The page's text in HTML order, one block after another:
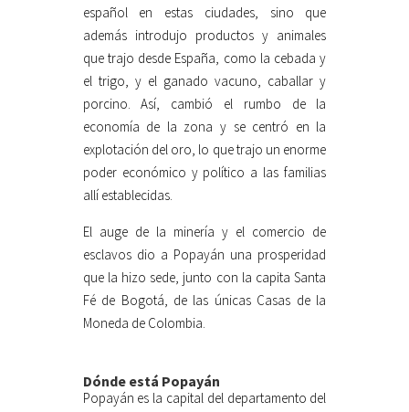
español en estas ciudades, sino que
además introdujo productos y animales
que trajo desde España, como la cebada y
el trigo, y el ganado vacuno, caballar y
porcino. Así, cambió el rumbo de la
economía de la zona y se centró en la
explotación del oro, lo que trajo un enorme
poder económico y político a las familias
allí establecidas.
El auge de la minería y el comercio de
esclavos dio a Popayán una prosperidad
que la hizo sede, junto con la capita Santa
Fé de Bogotá, de las únicas Casas de la
Moneda de Colombia.
Dónde está Popayán
Popayán es la capital del departamento del